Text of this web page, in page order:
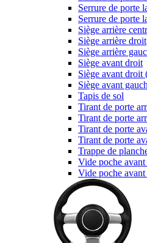
Serrure de porte
Serrure de porte
Siège arrière
Siège arrière droit
Siège arrière
Siège avant droit
Siège avant droit
Siège avant
Tapis de sol
Tirant de porte
Tirant de porte
Tirant de porte
Tirant de porte
Trappe de
Vide poche
Vide poche avant